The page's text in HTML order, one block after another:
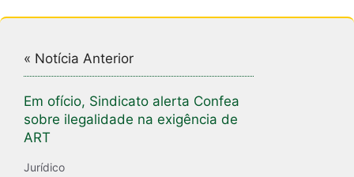
k
« Notícia Anterior
Em ofício, Sindicato alerta Confea
sobre ilegalidade na exigência de
ART
Jurídico